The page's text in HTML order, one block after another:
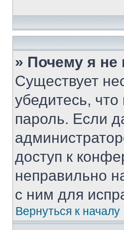
» Почему я не
Существует
убедитесь,
пароль. Если
доступ к
неправильно
с ним для
Вернуться к началу